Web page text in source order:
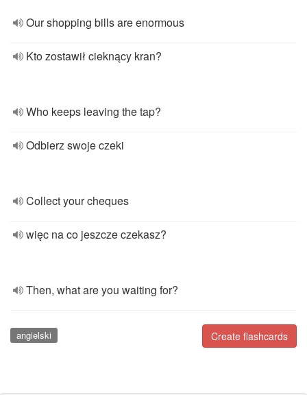
Our shopping bills are enormous
Kto zostawił cieknący kran?
Who keeps leaving the tap?
Odbierz swoje czeki
Collect your cheques
więc na co jeszcze czekasz?
Then, what are you waiting for?
Create flashcards
angielski